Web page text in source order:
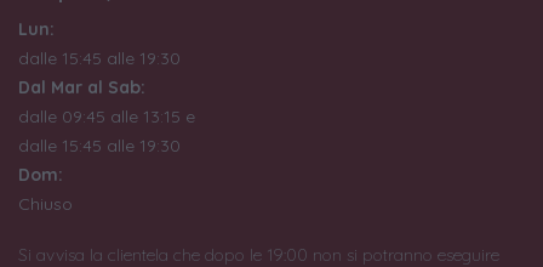
Lun:
dalle 15:45 alle 19:30
Dal Mar al Sab:
dalle 09:45 alle 13:15 e
dalle 15:45 alle 19:30
Dom:
Chiuso
Si avvisa la clientela che dopo le 19:00 non si potranno eseguire